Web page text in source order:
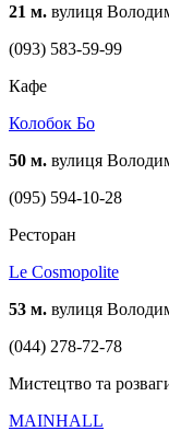
21 м. вулиця
(093) 583-59-99
Кафе
Колобок Бо
50 м. вулиця
(095) 594-10-28
Ресторан
Le Cosmopolite
53 м. вулиця
(044) 278-72-78
Мистецтво та
MAINHALL